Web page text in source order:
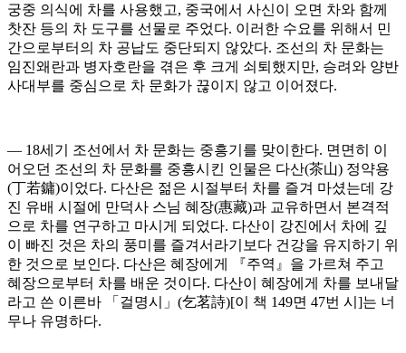
궁중 의식에 차를 사용했고, 중국에서 사신이 오면 차와 함께
찻잔 등의 차 도구를 선물로 주었다. 이러한 수요를 위해서 민
간으로부터의 차 공납도 중단되지 않았다. 조선의 차 문화는
임진왜란과 병자호란을 겪은 후 크게 쇠퇴했지만, 승려와 양반
사대부를 중심으로 차 문화가 끊이지 않고 이어졌다.
― 18세기 조선에서 차 문화는 중흥기를 맞이한다. 면면히 이
어오던 조선의 차 문화를 중흥시킨 인물은 다산(茶山) 정약용
(丁若鏞)이었다. 다산은 젊은 시절부터 차를 즐겨 마셨는데 강
진 유배 시절에 만덕사 스님 혜장(惠藏)과 교유하면서 본격적
으로 차를 연구하고 마시게 되었다. 다산이 강진에서 차에 깊
이 빠진 것은 차의 풍미를 즐겨서라기보다 건강을 유지하기 위
한 것으로 보인다. 다산은 혜장에게 『주역』을 가르쳐 주고
혜장으로부터 차를 배운 것이다. 다산이 혜장에게 차를 보내달
라고 쓴 이른바 「걸명시」(乞茗詩)[이 책 149면 47번 시]는 너
무나 유명하다.